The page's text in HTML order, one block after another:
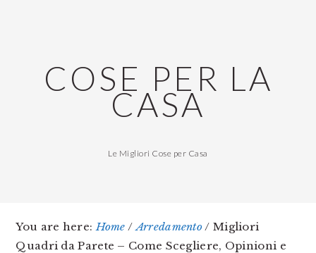
COSE PER LA
CASA
Le Migliori Cose per Casa
You are here:Home / Arredamento/ Migliori
Quadri da Parete – Come Scegliere, Opinioni e